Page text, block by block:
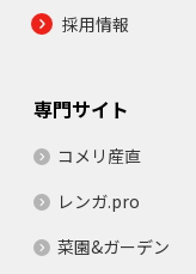
採用情報
専門サイト
コメリ産直
レンガ.pro
菜園&ガーデン